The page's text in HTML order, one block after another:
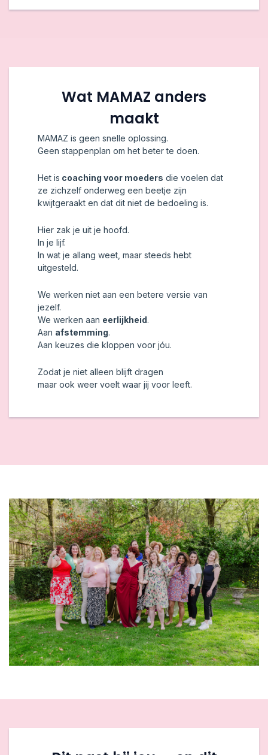
Wat MAMAZ anders
maakt
MAMAZ is geen snelle oplossing.
Geen stappenplan om het beter te doen.
Het is coaching voor moeders die voelen dat
ze zichzelf onderweg een beetje zijn
kwijtgeraakt en dat dit niet de bedoeling is.
Hier zak je uit je hoofd.
In je lijf.
In wat je allang weet, maar steeds hebt
uitgesteld.
We werken niet aan een betere versie van
jezelf.
We werken aan eerlijkheid.
Aan afstemming.
Aan keuzes die kloppen voor jóu.
Zodat je niet alleen blijft dragen
maar ook weer voelt waar jij voor leeft.